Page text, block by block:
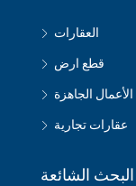
العقارات
قطع ارض
الأعمال الجاهزة
عقارات تجارية
الشائعة